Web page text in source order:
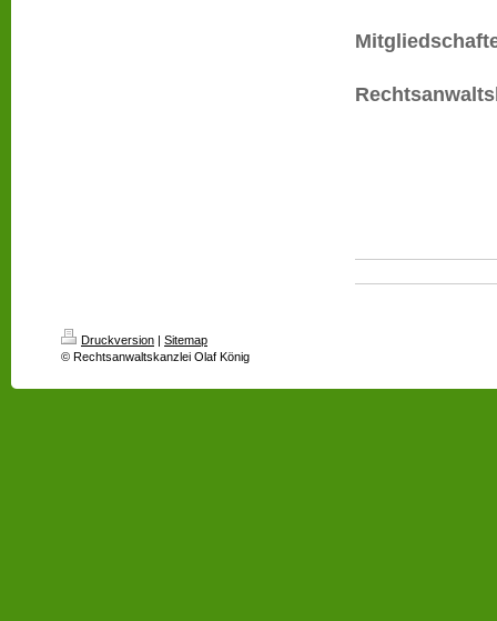
Druckversion | Sitemap
© Rechtsanwaltskanzlei Olaf König